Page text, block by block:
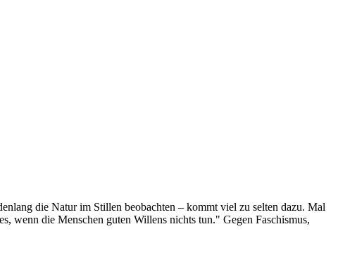
die Natur im Stillen beobachten – kommt viel zu selten dazu. Mal
wenn die Menschen guten Willens nichts tun." Gegen Faschismus,